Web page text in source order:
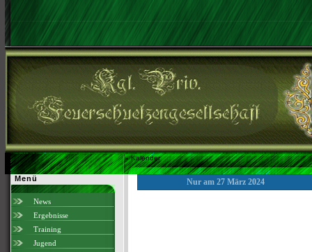
»Kalender
Menü
News
Ergebnisse
Training
Jugend
Nur am 27 März 2024